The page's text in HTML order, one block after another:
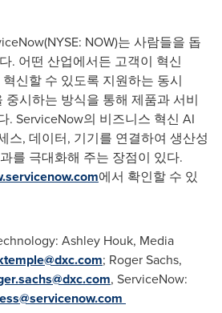
NOW)는 사람들을 돕
. 어떤 산업에서든 고객이 혁신
신할 수 있도록 지원하는 동시
중시하는 방식을 통해 제품과 서비
. ServiceNow의 비즈니스 혁신 AI
스, 데이터, 기기를 연결하여 생산성
를 극대화해 주는 장점이 있다.
에서 확인할 수 있
Ashley Houk, Media
; Roger Sachs,
, ServiceNow: